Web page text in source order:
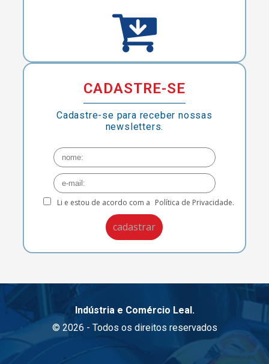
CADASTRE-SE
Cadastre-se para receber nossas
newsletters.
Li e estou de acordo com a Política de Privacidade.
Indústria e Comércio Leal.
© 2026 - Todos os direitos reservados